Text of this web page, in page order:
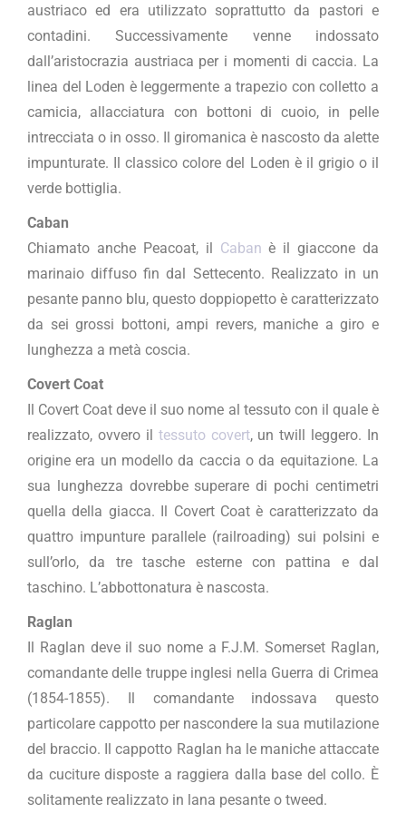
austriaco ed era utilizzato soprattutto da pastori e
contadini. Successivamente venne indossato
dall’aristocrazia austriaca per i momenti di caccia. La
linea del Loden è leggermente a trapezio con colletto a
camicia, allacciatura con bottoni di cuoio, in pelle
intrecciata o in osso. Il giromanica è nascosto da alette
impunturate. Il classico colore del Loden è il grigio o il
verde bottiglia.
Caban
Chiamato anche Peacoat, il Caban è il giaccone da
marinaio diffuso fin dal Settecento. Realizzato in un
pesante panno blu, questo doppiopetto è caratterizzato
da sei grossi bottoni, ampi revers, maniche a giro e
lunghezza a metà coscia.
Covert Coat
Il Covert Coat deve il suo nome al tessuto con il quale è
realizzato, ovvero il tessuto covert, un twill leggero. In
origine era un modello da caccia o da equitazione. La
sua lunghezza dovrebbe superare di pochi centimetri
quella della giacca. Il Covert Coat è caratterizzato da
quattro impunture parallele (railroading) sui polsini e
sull’orlo, da tre tasche esterne con pattina e dal
taschino. L’abbottonatura è nascosta.
Raglan
Il Raglan deve il suo nome a F.J.M. Somerset Raglan,
comandante delle truppe inglesi nella Guerra di Crimea
(1854-1855). Il comandante indossava questo
particolare cappotto per nascondere la sua mutilazione
del braccio. Il cappotto Raglan ha le maniche attaccate
da cuciture disposte a raggiera dalla base del collo. È
solitamente realizzato in lana pesante o tweed.